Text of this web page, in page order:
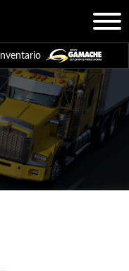
Inventario